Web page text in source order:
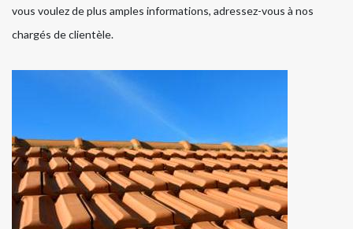
vous voulez de plus amples informations, adressez-vous à nos
chargés de clientèle.